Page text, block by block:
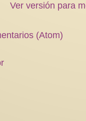
Ver versión para
(Atom)